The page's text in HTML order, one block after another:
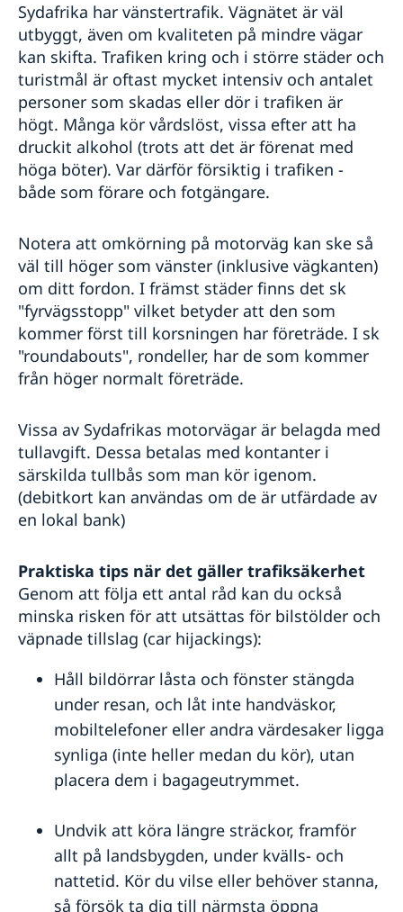
Sydafrika har vänstertrafik. Vägnätet är väl
utbyggt, även om kvaliteten på mindre vägar
kan skifta. Trafiken kring och i större städer och
turistmål är oftast mycket intensiv och antalet
personer som skadas eller dör i trafiken är
högt. Många kör vårdslöst, vissa efter att ha
druckit alkohol (trots att det är förenat med
höga böter). Var därför försiktig i trafiken -
både som förare och fotgängare.
Notera att omkörning på motorväg kan ske så
väl till höger som vänster (inklusive vägkanten)
om ditt fordon. I främst städer finns det sk
"fyrvägsstopp" vilket betyder att den som
kommer först till korsningen har företräde. I sk
"roundabouts", rondeller, har de som kommer
från höger normalt företräde.
Vissa av Sydafrikas motorvägar är belagda med
tullavgift. Dessa betalas med kontanter i
särskilda tullbås som man kör igenom.
(debitkort kan användas om de är utfärdade av
en lokal bank)
Praktiska tips när det gäller trafiksäkerhet
Genom att följa ett antal råd kan du också
minska risken för att utsättas för bilstölder och
väpnade tillslag (car hijackings):
Håll bildörrar låsta och fönster stängda
under resan, och låt inte handväskor,
mobiltelefoner eller andra värdesaker ligga
synliga (inte heller medan du kör), utan
placera dem i bagageutrymmet.
Undvik att köra längre sträckor, framför
allt på landsbygden, under kvälls- och
nattetid. Kör du vilse eller behöver stanna,
så försök ta dig till närmsta öppna